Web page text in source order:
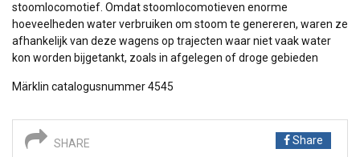
stoomlocomotief. Omdat stoomlocomotieven enorme
hoeveelheden water verbruiken om stoom te genereren, waren ze
afhankelijk van deze wagens op trajecten waar niet vaak water
kon worden bijgetankt, zoals in afgelegen of droge gebieden
Märklin catalogusnummer 4545
SHARE Share